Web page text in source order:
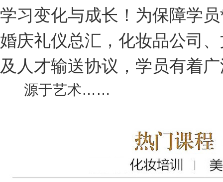
学习变化与成长！ 为保障学
婚庆礼仪总汇，化妆品公司
及人才输送协议，学员有着
源于艺术……